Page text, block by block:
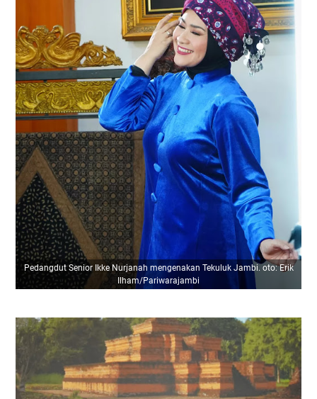
Pedangdut Senior Ikke Nurjanah mengenakan Tekuluk Jambi. oto: Erik
Ilham/Pariwarajambi